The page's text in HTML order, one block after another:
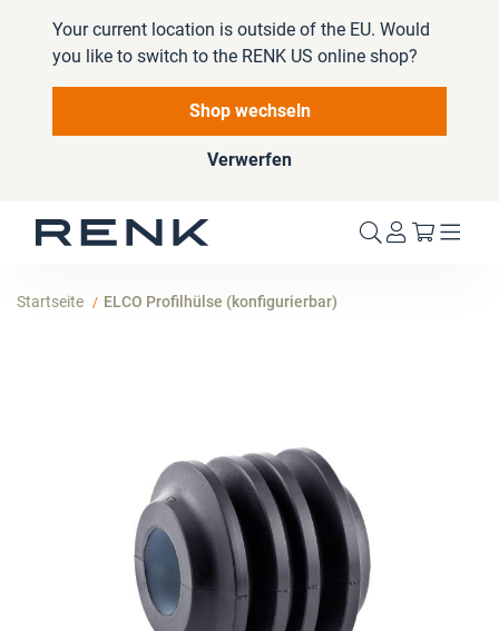
Your current location is outside of the EU. Would
you like to switch to the RENK US online shop?
Shop wechseln
Verwerfen
Mein
Startseite ELCO Profilhülse (konfigurierbar)